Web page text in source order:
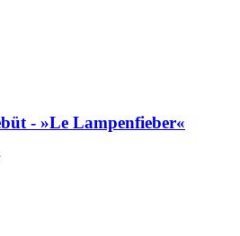
- »Le Lampenfieber«